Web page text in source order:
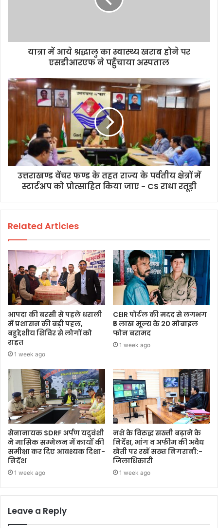
यात्रा में आये श्रद्धालु का स्वास्थ्य खराब होने पर
एसडीआरएफ ने पहुँचाया अस्पताल
उत्तराखण्ड वेंचर फण्ड के तहत राज्य के पर्वतीय क्षेत्रों में
स्टार्टअप को प्रोत्साहित किया जाए - CS राधा रतूड़ी
Related Articles
आपदा की बरसी से पहले धराली
में प्रशासन की बड़ी पहल,
बहुद्देशीय शिविर से लोगों को
राहत
1 week ago
CEIR पोर्टल की मदद से लगभग
₹5 लाख मूल्य के 20 मोबाइल
फोन बरामद
1 week ago
सेनानायक SDRF अर्पण यदुवंशी
ने मासिक सम्मेलन में कार्यों की
समीक्षा कर दिए आवश्यक दिशा-
निर्देश
1 week ago
नशे के विरुद्ध सख्ती बढ़ाने के
निर्देश, भांग व अफीम की अवैध
खेती पर रखें सख्त निगरानी:-
जिलाधिकारी
1 week ago
Leave a Reply